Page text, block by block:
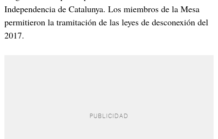
Independencia de Catalunya. Los miembros de la Mesa
permitieron la tramitación de las leyes de desconexión del
2017.